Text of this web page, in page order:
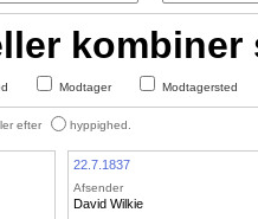
kombiner
Modtager Modtagersted
efter hyppighed.
22.7.1837
Afsender
David Wilkie